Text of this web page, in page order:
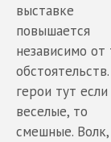
выставке
повышается
независимо от
герои тут
веселые, то
смешные. Волк,